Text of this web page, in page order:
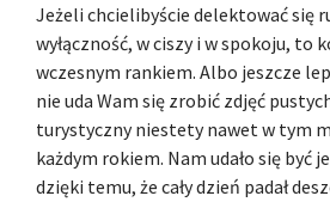
Jeżeli chcielibyście delektować się
wyłączność, w ciszy i w spokoju, to
wczesnym rankiem. Albo jeszcze
nie uda Wam się zrobić zdjęć
turystyczny niestety nawet w tym
każdym rokiem. Nam udało się być
dzięki temu, że cały dzień padał